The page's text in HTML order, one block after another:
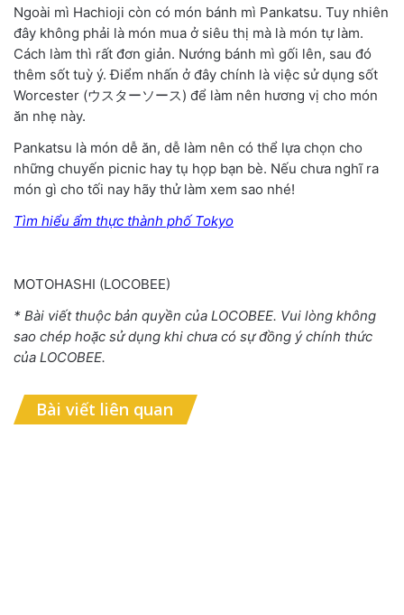
Ngoài mì Hachioji còn có món bánh mì Pankatsu. Tuy nhiên
đây không phải là món mua ở siêu thị mà là món tự làm.
Cách làm thì rất đơn giản. Nướng bánh mì gối lên, sau đó
thêm sốt tuỳ ý. Điểm nhấn ở đây chính là việc sử dụng sốt
Worcester (ウスターソース) để làm nên hương vị cho món
ăn nhẹ này.
Pankatsu là món dễ ăn, dễ làm nên có thể lựa chọn cho
những chuyến picnic hay tụ họp bạn bè. Nếu chưa nghĩ ra
món gì cho tối nay hãy thử làm xem sao nhé!
Tìm hiểu ẩm thực thành phố Tokyo
MOTOHASHI (LOCOBEE)
* Bài viết thuộc bản quyền của LOCOBEE. Vui lòng không
sao chép hoặc sử dụng khi chưa có sự đồng ý chính thức
của LOCOBEE.
Bài viết liên quan